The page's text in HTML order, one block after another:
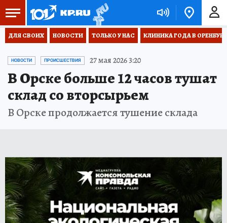
ДЛЯ СВОИХ НОВОСТИ ТОЛЬКО У НАС КЛИНИКА ГОДА В
НОВОСТИ ПРОИСШЕСТВИЯ 27 мая 2026 3:20
В Орске больше 12 часов тушат
склад со вторсырьем
В Орске продолжается тушение склада